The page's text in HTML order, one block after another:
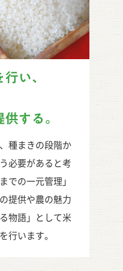
楽しみを提供する。
種まきの段階か
必要があると考
での一元管理」
提供や農の魅力
物語」として米
行います。